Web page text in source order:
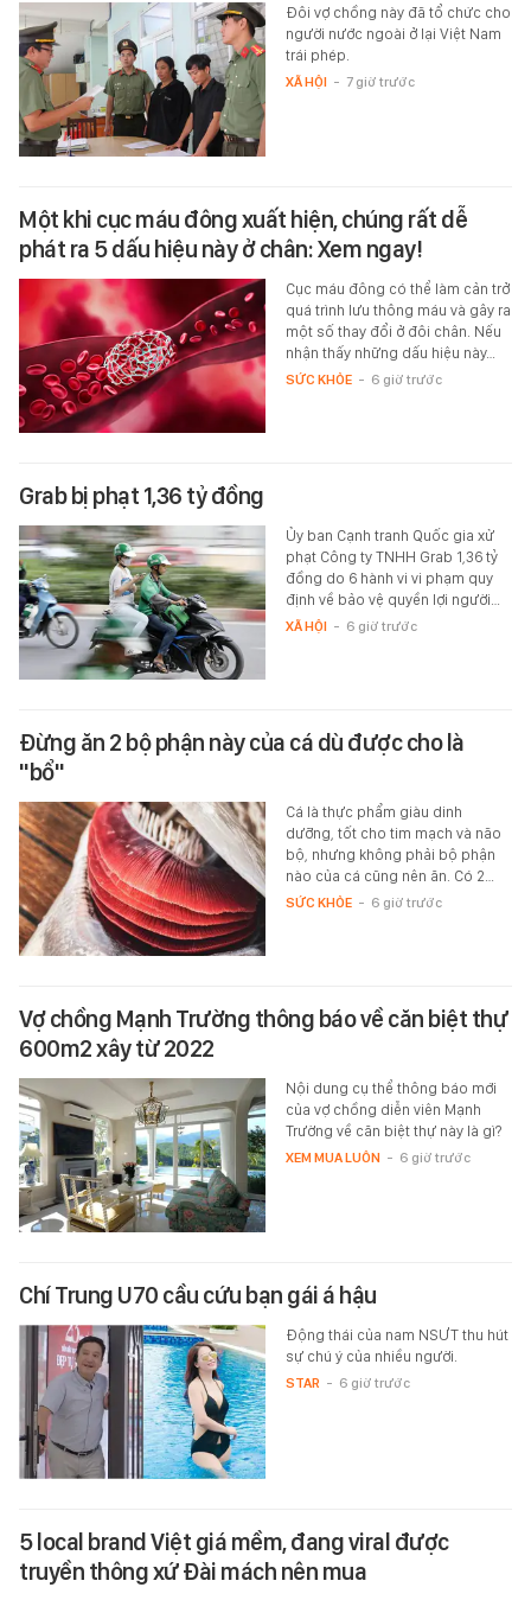
Đôi vợ chồng này đã tổ chức cho
người nước ngoài ở lại Việt Nam
trái phép.
XÃ HỘI - 7 giờ trước
Một khi cục máu đông xuất hiện, chúng rất dễ
phát ra 5 dấu hiệu này ở chân: Xem ngay!
Cục máu đông có thể làm cản trở
quá trình lưu thông máu và gây ra
một số thay đổi ở đôi chân. Nếu
nhận thấy những dấu hiệu này…
SỨC KHỎE - 6 giờ trước
Grab bị phạt 1,36 tỷ đồng
Ủy ban Cạnh tranh Quốc gia xử
phạt Công ty TNHH Grab 1,36 tỷ
đồng do 6 hành vi vi phạm quy
định về bảo vệ quyền lợi người…
XÃ HỘI - 6 giờ trước
Đừng ăn 2 bộ phận này của cá dù được cho là
"bổ"
Cá là thực phẩm giàu dinh
dưỡng, tốt cho tim mạch và não
bộ, nhưng không phải bộ phận
nào của cá cũng nên ăn. Có 2…
SỨC KHỎE - 6 giờ trước
Vợ chồng Mạnh Trường thông báo về căn biệt thự
600m2 xây từ 2022
Nội dung cụ thể thông báo mới
của vợ chồng diễn viên Mạnh
Trường về căn biệt thự này là gì?
XEM MUA LUÔN - 6 giờ trước
Chí Trung U70 cầu cứu bạn gái á hậu
Động thái của nam NSƯT thu hút
sự chú ý của nhiều người.
STAR - 6 giờ trước
5 local brand Việt giá mềm, đang viral được
truyền thông xứ Đài mách nên mua